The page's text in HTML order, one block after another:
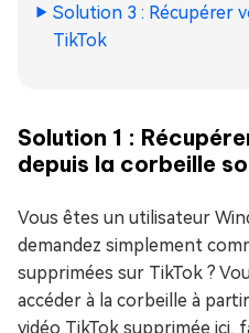
Solution 3 : Récupérer
TikTok
Solution 1 :
depuis la corbeille
Vous êtes un utilisateur
demandez simplement
supprimées sur TikTok ?
accéder à la corbeille à
vidéo TikTok supprimée ici,